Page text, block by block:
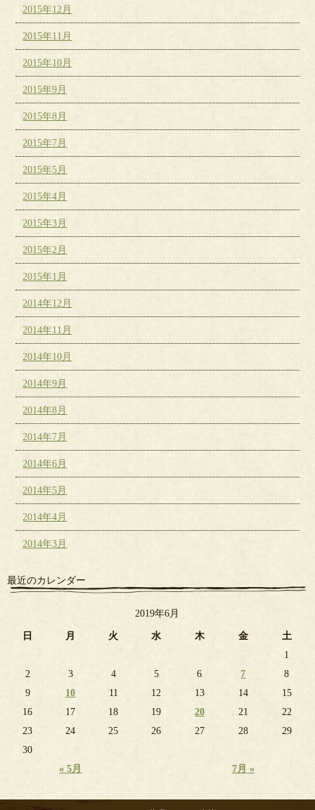
2015年12月
2015年11月
2015年10月
2015年9月
2015年8月
2015年7月
2015年5月
2015年4月
2015年3月
2015年2月
2015年1月
2014年12月
2014年11月
2014年10月
2014年9月
2014年8月
2014年7月
2014年6月
2014年5月
2014年4月
2014年3月
最近のカレンダー
2019年6月
日 月 火 水 木 金 土
« 5月 7月 »
1
2
3 4 5 6 7
8
9
10 11 12 13 14
15
16
17 18 19 20 21
22
23
24 25 26 27 28
29
30